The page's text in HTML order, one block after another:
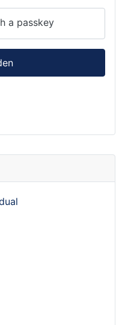
a passkey